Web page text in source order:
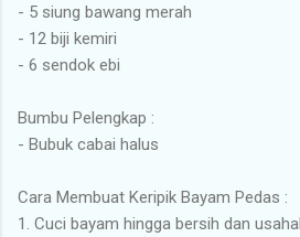
- 5 siung bawang merah
- 12 biji kemiri
- 6 sendok ebi
Bumbu Pelengkap :
- Bubuk cabai halus
Cara Membuat Keripik Bayam Pedas :
1. Cuci bayam hingga bersih dan